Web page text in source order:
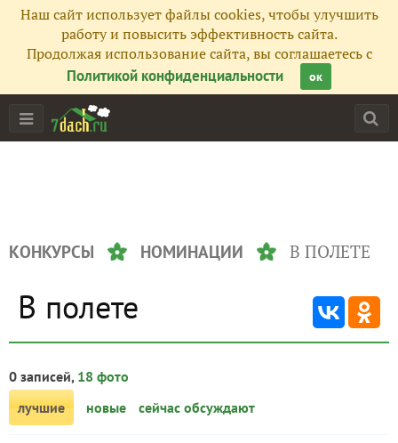
Наш сайт использует файлы cookies, чтобы улучшить
работу и повысить эффективность сайта.
Продолжая использование сайта, вы соглашаетесь с
Политикой конфиденциальности
ок
КОНКУРСЫ НОМИНАЦИИ В ПОЛЕТЕ
В полете
0 записей, 18 фото
лучшие
новые сейчас обсуждают